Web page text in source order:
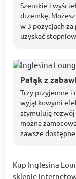
Szerokie i
drzemkę.
w 3 pozycjach
uzyskać
Pałąk z
Trzy przyjemne i
wyjątkowymi
stymulują rozwój
można
zawsze
Kup Inglesina
sklepie